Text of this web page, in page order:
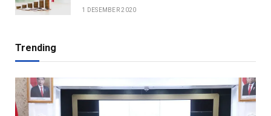
1 DESEMBER 2020
Trending